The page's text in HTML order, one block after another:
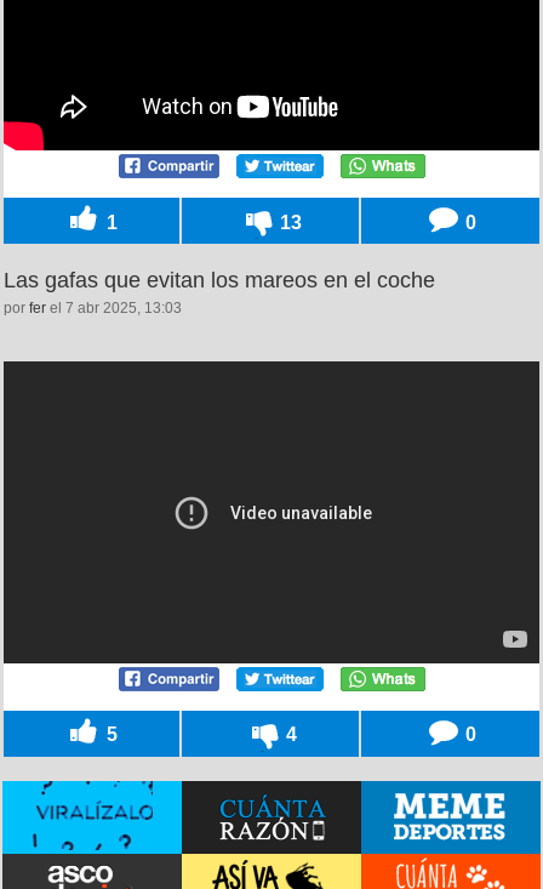
1 13 0
Las gafas que evitan los mareos en el coche
por fer el 7 abr 2025, 13:03
5 4 0